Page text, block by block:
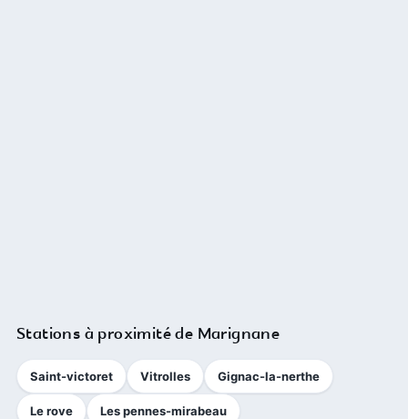
Stations à proximité de Marignane
Saint-victoret Vitrolles Gignac-la-nerthe
Le rove Les pennes-mirabeau